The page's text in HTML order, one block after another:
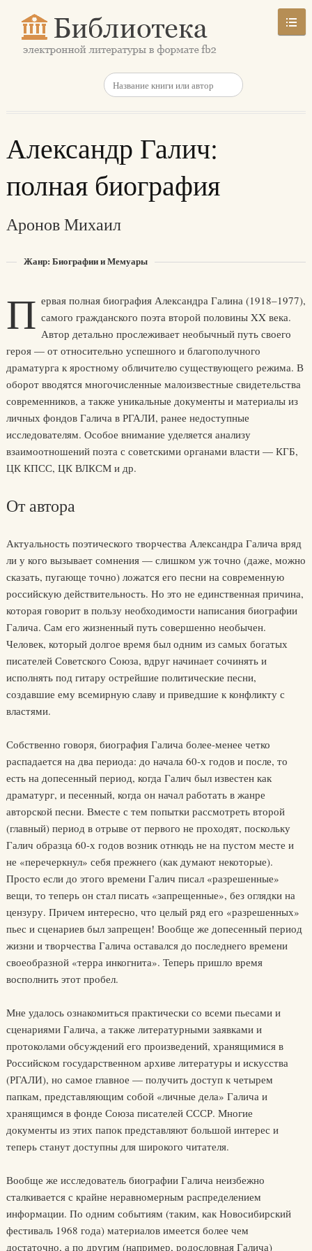
Александр Галич:
полная биография
Аронов Михаил
Жанр: Биографии и Мемуары
П ервая полная биография Александра Галина (1918–1977),
самого гражданского поэта второй половины XX века.
Автор детально прослеживает необычный путь своего
героя — от относительно успешного и благополучного
драматурга к яростному обличителю существующего режима. В
оборот вводятся многочисленные малоизвестные свидетельства
современников, а также уникальные документы и материалы из
личных фондов Галича в РГАЛИ, ранее недоступные
исследователям. Особое внимание уделяется анализу
взаимоотношений поэта с советскими органами власти — КГБ,
ЦК КПСС, ЦК ВЛКСМ и др.
От автора
Актуальность поэтического творчества Александра Галича вряд
ли у кого вызывает сомнения — слишком уж точно (даже, можно
сказать, пугающе точно) ложатся его песни на современную
российскую действительность. Но это не единственная причина,
которая говорит в пользу необходимости написания биографии
Галича. Сам его жизненный путь совершенно необычен.
Человек, который долгое время был одним из самых богатых
писателей Советского Союза, вдруг начинает сочинять и
исполнять под гитару острейшие политические песни,
создавшие ему всемирную славу и приведшие к конфликту с
властями.
Собственно говоря, биография Галича более-менее четко
распадается на два периода: до начала 60-х годов и после, то
есть на допесенный период, когда Галич был известен как
драматург, и песенный, когда он начал работать в жанре
авторской песни. Вместе с тем попытки рассмотреть второй
(главный) период в отрыве от первого не проходят, поскольку
Галич образца 60-х годов возник отнюдь не на пустом месте и
не «перечеркнул» себя прежнего (как думают некоторые).
Просто если до этого времени Галич писал «разрешенные»
вещи, то теперь он стал писать «запрещенные», без оглядки на
цензуру. Причем интересно, что целый ряд его «разрешенных»
пьес и сценариев был запрещен! Вообще же допесенный период
жизни и творчества Галича оставался до последнего времени
своеобразной «терра инкогнита». Теперь пришло время
восполнить этот пробел.
Мне удалось ознакомиться практически со всеми пьесами и
сценариями Галича, а также литературными заявками и
протоколами обсуждений его произведений, хранящимися в
Российском государственном архиве литературы и искусства
(РГАЛИ), но самое главное — получить доступ к четырем
папкам, представляющим собой «личные дела» Галича и
хранящимся в фонде Союза писателей СССР. Многие
документы из этих папок представляют большой интерес и
теперь станут доступны для широкого читателя.
Вообще же исследователь биографии Галича неизбежно
сталкивается с крайне неравномерным распределением
информации. По одним событиям (таким, как Новосибирский
фестиваль 1968 года) материалов имеется более чем
достаточно, а по другим (например, родословная Галича)